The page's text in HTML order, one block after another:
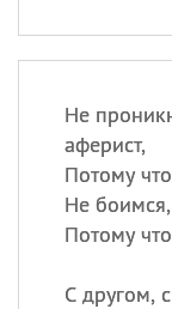
Не
аферист,
Потому
Не
Потому
С другом,